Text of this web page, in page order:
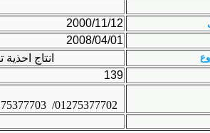
2000/11/12
2008/04/01
انتاج
139